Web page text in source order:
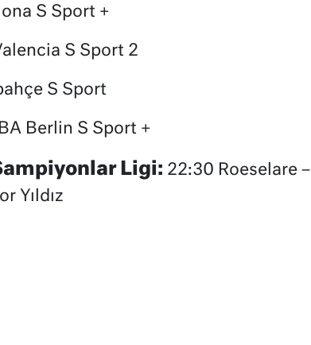
S Sport +
S Sport 2
S Sport
Berlin S Sport +
Ligi: 22:30 Roeselare –
Yıldız